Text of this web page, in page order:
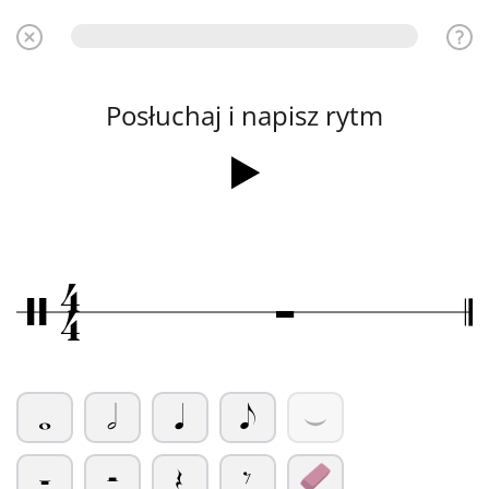
Posłuchaj i napisz rytm
/4
4 Ó